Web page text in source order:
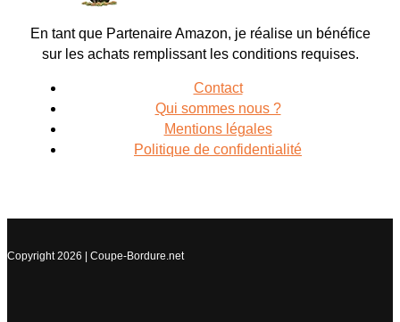
En tant que Partenaire Amazon, je réalise un bénéfice
sur les achats remplissant les conditions requises.
Contact
Qui sommes nous ?
Mentions légales
Politique de confidentialité
Copyright 2026 | Coupe-Bordure.net